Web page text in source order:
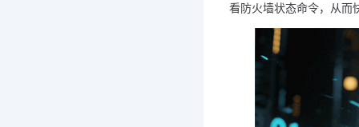
看防火墙状态命令，从而